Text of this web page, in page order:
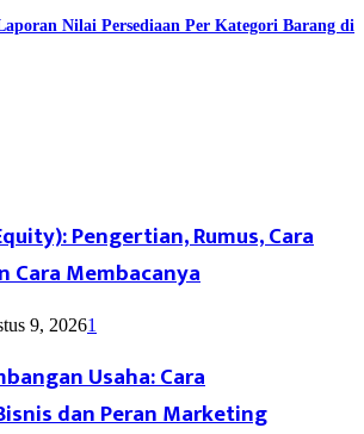
Nilai Persediaan Per Kategori Barang di
Pengertian, Rumus, Cara
Cara Membacanya
9, 20261
Usaha: Cara
dan Peran Marketing